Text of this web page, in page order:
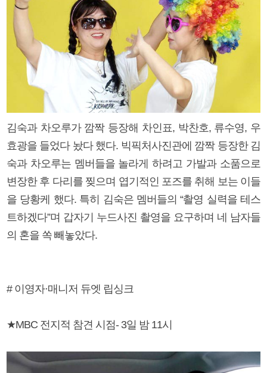
김숙과 차오루가 깜짝 등장해 차인표, 박찬호, 류수영, 우
효광을 들었다 놨다 했다. 빅픽처사진관에 깜짝 등장한 김
숙과 차오루는 멤버들을 놀라게 하려고 가발과 소품으로
변장한 후 다리를 찢으며 엽기적인 포즈를 취해 보는 이들
을 당황케 했다. 특히 김숙은 멤버들의 “촬영 실력을 테스
트하겠다”며 갑자기 누드사진 촬영을 요구하며 네 남자들
의 혼을 쏙 빼놓았다.
# 이영자·매니저 듀엣 립싱크
★MBC 전지적 참견 시점- 3일 밤 11시